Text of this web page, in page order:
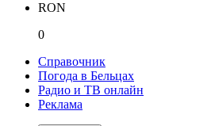
RON
0
Справочник
Погода в Бельцах
Радио и ТВ онлайн
Реклама